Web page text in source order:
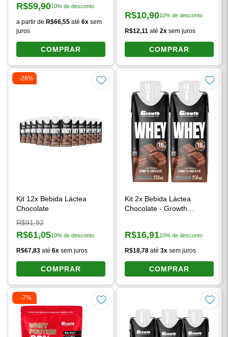
Preço à vista:
R$59,9010% de desconto
a partir deR$66,55 até6x sem
juros
COMPRAR
Preço à vista:
R$10,9010% de desconto
R$12,11 até 2x sem juros
COMPRAR
-26%
Kit 12x Bebida Láctea
Chocolate
Preço original:
R$91,92
Preço à vista:
R$61,0510% de desconto
R$67,83 até6x sem juros
COMPRAR
Kit 2x Bebida Láctea
Chocolate - Growth
Preço à vista:
R$16,9110% de desconto
R$18,78 até 3x sem juros
COMPRAR
-7%